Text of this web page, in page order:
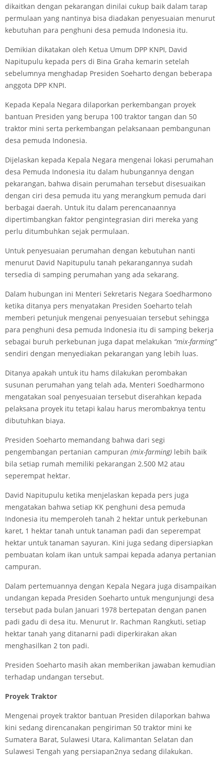
dikaitkan dengan pekarangan dinilai cukup baik dalam tarap
permulaan yang nantinya bisa diadakan penyesuaian menurut
kebutuhan para penghuni desa pemuda Indonesia itu.
Demikian dikatakan oleh Ketua Umum DPP KNPI, David
Napitupulu kepada pers di Bina Graha kemarin setelah
sebelumnya menghadap Presiden Soeharto dengan beberapa
anggota DPP KNPI.
Kepada Kepala Negara dilaporkan perkembangan proyek
bantuan Presiden yang berupa 100 traktor tangan dan 50
traktor mini serta perkembangan pelaksanaan pembangunan
desa pemuda Indonesia.
Dijelaskan kepada Kepala Negara mengenai lokasi perumahan
desa Pemuda Indonesia itu dalam hubungannya dengan
pekarangan, bahwa disain perumahan tersebut disesuaikan
dengan ciri desa pemuda itu yang merangkum pemuda dari
berbagai daerah. Untuk itu dalam perencanaannya
dipertimbangkan faktor pengintegrasian diri mereka yang
perlu ditumbuhkan sejak permulaan.
Untuk penyesuaian perumahan dengan kebutuhan nanti
menurut David Napitupulu tanah pekarangannya sudah
tersedia di samping perumahan yang ada sekarang.
Dalam hubungan ini Menteri Sekretaris Negara Soedharmono
ketika ditanya pers menyatakan Presiden Soeharto telah
memberi petunjuk mengenai penyesuaian tersebut sehingga
para penghuni desa pemuda Indonesia itu di samping bekerja
sebagai buruh perkebunan juga dapat melakukan “mix-farming”
sendiri dengan menyediakan pekarangan yang lebih luas.
Ditanya apakah untuk itu hams dilakukan perombakan
susunan perumahan yang telah ada, Menteri Soedharmono
mengatakan soal penyesuaian tersebut diserahkan kepada
pelaksana proyek itu tetapi kalau harus merombaknya tentu
dibutuhkan biaya.
Presiden Soeharto memandang bahwa dari segi
pengembangan pertanian campuran (mix-farming) lebih baik
bila setiap rumah memiliki pekarangan 2.500 M2 atau
seperempat hektar.
David Napitupulu ketika menjelaskan kepada pers juga
mengatakan bahwa setiap KK penghuni desa pemuda
Indonesia itu memperoleh tanah 2 hektar untuk perkebunan
karet, 1 hektar tanah untuk tanaman padi dan seperempat
hektar untuk tanaman sayuran. Kini juga sedang dipersiapkan
pembuatan kolam ikan untuk sampai kepada adanya pertanian
campuran.
Dalam pertemuannya dengan Kepala Negara juga disampaikan
undangan kepada Presiden Soeharto untuk mengunjungi desa
tersebut pada bulan Januari 1978 bertepatan dengan panen
padi gadu di desa itu. Menurut Ir. Rachman Rangkuti, setiap
hektar tanah yang ditanarni padi diperkirakan akan
menghasilkan 2 ton padi.
Presiden Soeharto masih akan memberikan jawaban kemudian
terhadap undangan tersebut.
Proyek Traktor
Mengenai proyek traktor bantuan Presiden dilaporkan bahwa
kini sedang direncanakan pengiriman 50 traktor mini ke
Sumatera Barat, Sulawesi Utara, Kalimantan Selatan dan
Sulawesi Tengah yang persiapan2nya sedang dilakukan.